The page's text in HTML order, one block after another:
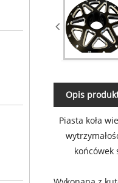
Opis
Piasta koła
końcówek